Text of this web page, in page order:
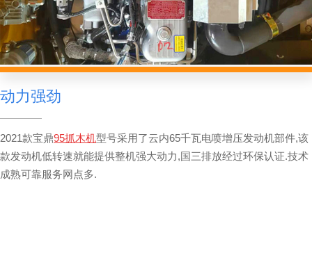
动力强劲
2021款宝鼎95抓木机型号采用了云内65千瓦电喷增压发动机部件,该
款发动机低转速就能提供整机强大动力,国三排放经过环保认证.技术
成熟可靠服务网点多.